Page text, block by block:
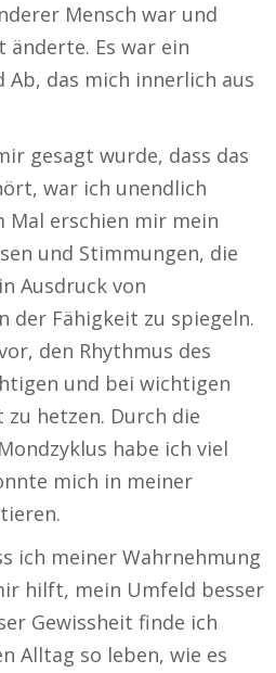
Mensch war und
änderte. Es war ein
Ab, das mich innerlich aus
gesagt wurde, dass das
war ich unendlich
erschien mir mein
und Stimmungen, die
Ausdruck von
der Fähigkeit zu spiegeln.
den Rhythmus des
und bei wichtigen
hetzen. Durch die
habe ich viel
mich in meiner
ich meiner Wahrnehmung
hilft, mein Umfeld besser
Gewissheit finde ich
Alltag so leben, wie es